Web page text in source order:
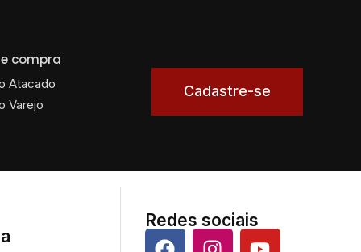
compra
Atacado
Varejo
Cadastre-se
Redes sociais